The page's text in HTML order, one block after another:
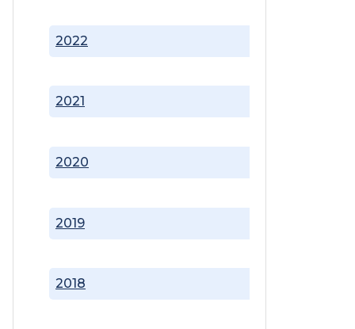
2018
2019
2020
2021
2022